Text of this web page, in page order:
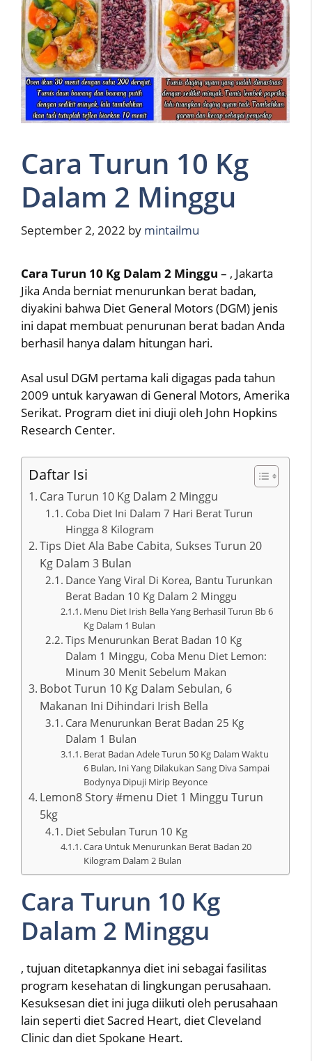
Cara Turun 10 Kg
Dalam 2 Minggu
September 2, 2022 by mintailmu
Cara Turun 10 Kg Dalam 2 Minggu – , Jakarta
Jika Anda berniat menurunkan berat badan,
diyakini bahwa Diet General Motors (DGM) jenis
ini dapat membuat penurunan berat badan Anda
berhasil hanya dalam hitungan hari.
Asal usul DGM pertama kali digagas pada tahun
2009 untuk karyawan di General Motors, Amerika
Serikat. Program diet ini diuji oleh John Hopkins
Research Center.
Daftar Isi
Cara Turun 10 Kg Dalam 2 Minggu
Coba Diet Ini Dalam 7 Hari Berat Turun
Hingga 8 Kilogram
Tips Diet Ala Babe Cabita, Sukses Turun 20
Kg Dalam 3 Bulan
Dance Yang Viral Di Korea, Bantu Turunkan
Berat Badan 10 Kg Dalam 2 Minggu
Menu Diet Irish Bella Yang Berhasil Turun Bb 6
Kg Dalam 1 Bulan
Tips Menurunkan Berat Badan 10 Kg
Dalam 1 Minggu, Coba Menu Diet Lemon:
Minum 30 Menit Sebelum Makan
Bobot Turun 10 Kg Dalam Sebulan, 6
Makanan Ini Dihindari Irish Bella
Cara Menurunkan Berat Badan 25 Kg
Dalam 1 Bulan
Berat Badan Adele Turun 50 Kg Dalam Waktu
6 Bulan, Ini Yang Dilakukan Sang Diva Sampai
Bodynya Dipuji Mirip Beyonce
Lemon8 Story #menu Diet 1 Minggu Turun
5kg
Diet Sebulan Turun 10 Kg
Cara Untuk Menurunkan Berat Badan 20
Kilogram Dalam 2 Bulan
Cara Turun 10 Kg
Dalam 2 Minggu
, tujuan ditetapkannya diet ini sebagai fasilitas
program kesehatan di lingkungan perusahaan.
Kesuksesan diet ini juga diikuti oleh perusahaan
lain seperti diet Sacred Heart, diet Cleveland
Clinic dan diet Spokane Heart.